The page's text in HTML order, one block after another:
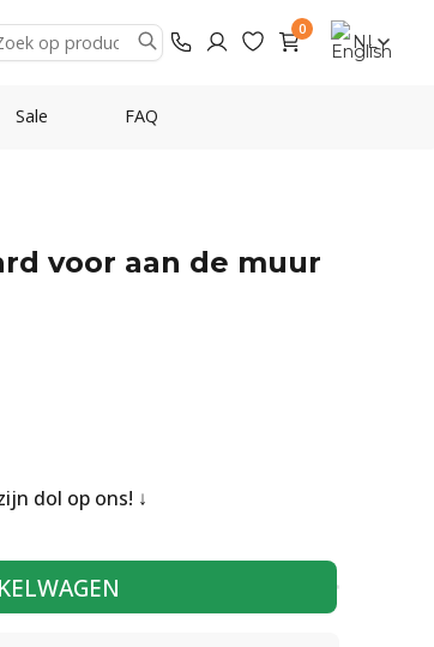
0
NL
Sale FAQ
voor aan de muur
dol op ons!